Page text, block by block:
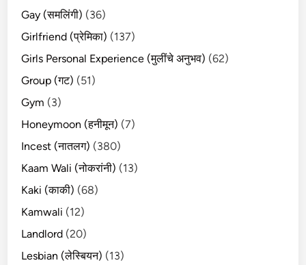
Gay (समलिंगी) (36)
Girlfriend (प्रेमिका) (137)
Girls Personal Experience (मुलींचे अनुभव) (62)
Group (गट) (51)
Gym (3)
Honeymoon (हनीमून) (7)
Incest (नातलग) (380)
Kaam Wali (नोकरांनी) (13)
Kaki (काकी) (68)
Kamwali (12)
Landlord (20)
Lesbian (लेस्बियन) (13)